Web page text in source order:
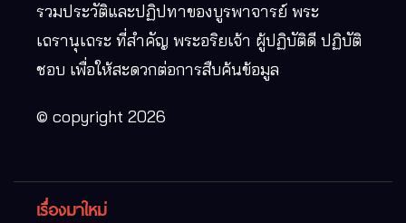
รวมประวัติและปฏิปทาของบูรพาจารย์ พระ
เถรานุเถระ ที่สำคัญ พระอริยเจ้า ผู้ปฏิบัติดี ปฏิบัติ
ชอบ เพื่อให้สะดวกต่อการสืบค้นข้อมูล
© copyright 2026
เรื่องมาใหม่